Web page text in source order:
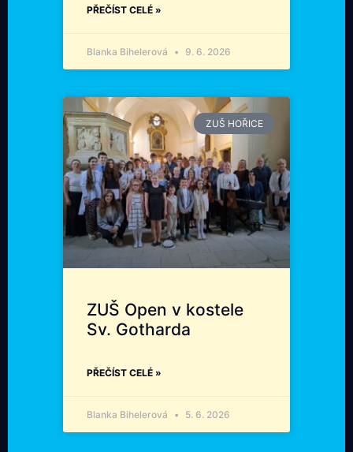
PŘEČÍST CELÉ »
Blanka Bihelerová 9. 6. 2026
ZUŠ HOŘICE
ZUŠ Open v kostele
Sv. Gotharda
PŘEČÍST CELÉ »
Blanka Bihelerová 5. 6. 2026